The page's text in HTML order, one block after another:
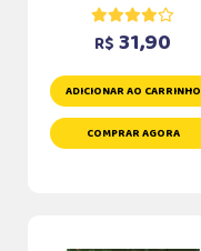
R$ 31,90
ADICIONAR AO CARRINHO
COMPRAR AGORA